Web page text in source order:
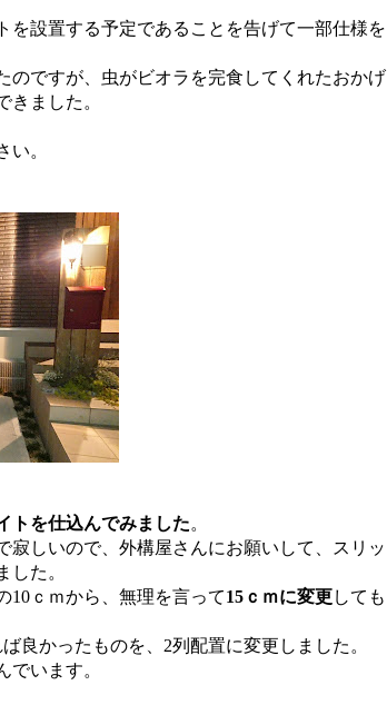
を設置する予定であることを告げて一部仕様を
のですが、虫がビオラを完食してくれたおかげ
きました。
い。
トを仕込んでみました。
寂しいので、外構屋さんにお願いして、スリッ
した。
10ｃｍから、無理を言って15ｃｍに変更しても
良かったものを、2列配置に変更しました。
でいます。